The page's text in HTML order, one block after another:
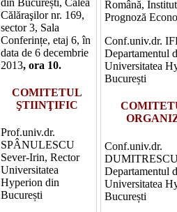
Călăraşilor nr. 169,
sector 3, Sala
Conferințe, etaj 6, în
data de 6 decembrie
2013, ora 10.
COMITETUL
ŞTIINŢIFIC
Prof.univ.dr.
SPÂNULESCU
Sever-Irin, Rector
Universitatea
Hyperion din
București
Română,
Prognoză
Conf.univ.dr.
Departamentul
Universitatea
București
Conf.univ.dr.
Departamentul
Universitatea
București